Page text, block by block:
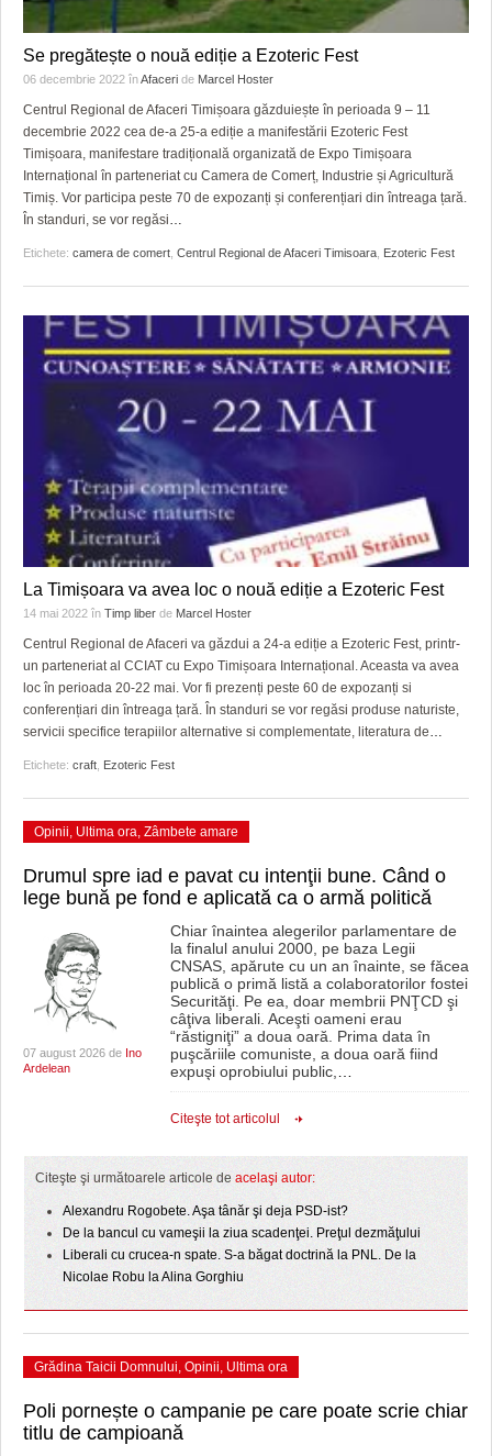
Se pregătește o nouă ediție a Ezoteric Fest
06 decembrie 2022 înAfaceri de Marcel Hoster
Centrul Regional de Afaceri Timișoara găzduiește în perioada 9 – 11
decembrie 2022 cea de-a 25-a ediție a manifestării Ezoteric Fest
Timișoara, manifestare tradițională organizată de Expo Timișoara
Internațional în parteneriat cu Camera de Comerț, Industrie și Agricultură
Timiș. Vor participa peste 70 de expozanți și conferențiari din întreaga țară.
În standuri, se vor regăsi…
Etichete: camera de comert Centrul Regional de Afaceri Timisoara Ezoteric Fest
La Timișoara va avea loc o nouă ediție a Ezoteric Fest
14 mai 2022 în Timp liber de Marcel Hoster
Centrul Regional de Afaceri va găzdui a 24-a ediție a Ezoteric Fest, printr-
un parteneriat al CCIAT cu Expo Timișoara Internațional. Aceasta va avea
loc în perioada 20-22 mai. Vor fi prezenți peste 60 de expozanți si
conferențiari din întreaga țară. În standuri se vor regăsi produse naturiste,
servicii specifice terapiilor alternative si complementate, literatura de…
Etichete: craft, Ezoteric Fest
Opinii, Ultima ora, Zâmbete amare
Drumul spre iad e pavat cu intenţii bune. Când o
lege bună pe fond e aplicată ca o armă politică
07 august 2026 de Ino
Ardelean
Chiar înaintea alegerilor parlamentare de
la finalul anului 2000, pe baza Legii
CNSAS, apărute cu un an înainte, se făcea
publică o primă listă a colaboratorilor fostei
Securităţi. Pe ea, doar membrii PNŢCD şi
câţiva liberali. Aceşti oameni erau
“răstigniţi” a doua oară. Prima data în
puşcăriile comuniste, a doua oară fiind
expuşi oprobiului public,…
Citeşte tot articolul
Citeşte şi următoarele articole de acelaşi autor:
Alexandru Rogobete. Aşa tânăr şi deja PSD-ist?
De la bancul cu vameşii la ziua scadenţei. Preţul dezmăţului
Liberali cu crucea-n spate. S-a băgat doctrină la PNL. De la
Nicolae Robu la Alina Gorghiu
Grădina Taicii Domnului, Opinii, Ultima ora
Poli pornește o campanie pe care poate scrie chiar
titlu de campioană